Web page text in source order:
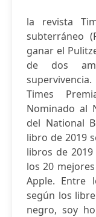
la revista
subterráneo
ganar el
de dos
Times
Nominado al
del National
libro de 2019
libros de
los 20
Apple. Entre
según los
negro, soy